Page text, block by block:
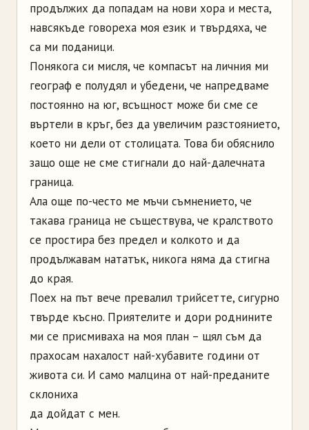
продължих да попадам на нови хора и места,
навсякъде говореха моя език и твърдяха, че
са ми поданици.
Понякога си мисля, че компасът на личния ми
географ е полудял и убедени, че напредваме
постоянно на юг, всъщност може би сме се
въртели в кръг, без да увеличим разстоянието,
което ни дели от столицата. Това би обяснило
защо още не сме стигнали до най-далечната
граница.
Ала още по-често ме мъчи съмнението, че
такава граница не съществува, че кралството
се простира без предел и колкото и да
продължавам нататък, никога няма да стигна
до края.
Поех на път вече превалил трийсетте, сигурно
твърде късно. Приятелите и дори роднините
ми се присмиваха на моя план – щял съм да
прахосам нахалост най-хубавите години от
живота си. И само малцина от най-преданите
склониха
да дойдат с мен.